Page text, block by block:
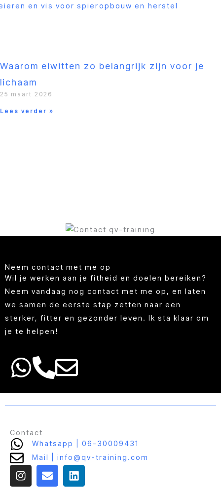
Waarom eiwitten zo belangrijk zijn voor je
lichaam
25 maart 2026
Lees verder »
Neem contact met me op
Wil je werken aan je fitheid en doelen bereiken?
Neem vandaag nog contact met me op, en laten
we samen de eerste stap zetten naar een
sterker, fitter en gezonder leven. Ik sta klaar om
je te helpen!
Contact
Whatsapp | 06-30009431
Mail | info@qv-training.com
I
n
E
n
L
i